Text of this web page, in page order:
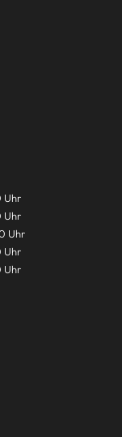
Uhr
Uhr
Uhr
Uhr
Uhr